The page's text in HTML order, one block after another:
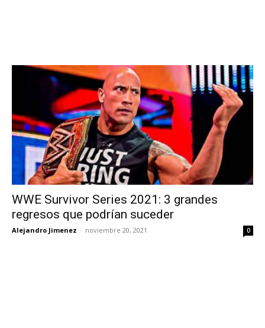
WWE Survivor Series 2021: 3 grandes
regresos que podrían suceder
Alejandro Jimenez - noviembre 20, 2021 0